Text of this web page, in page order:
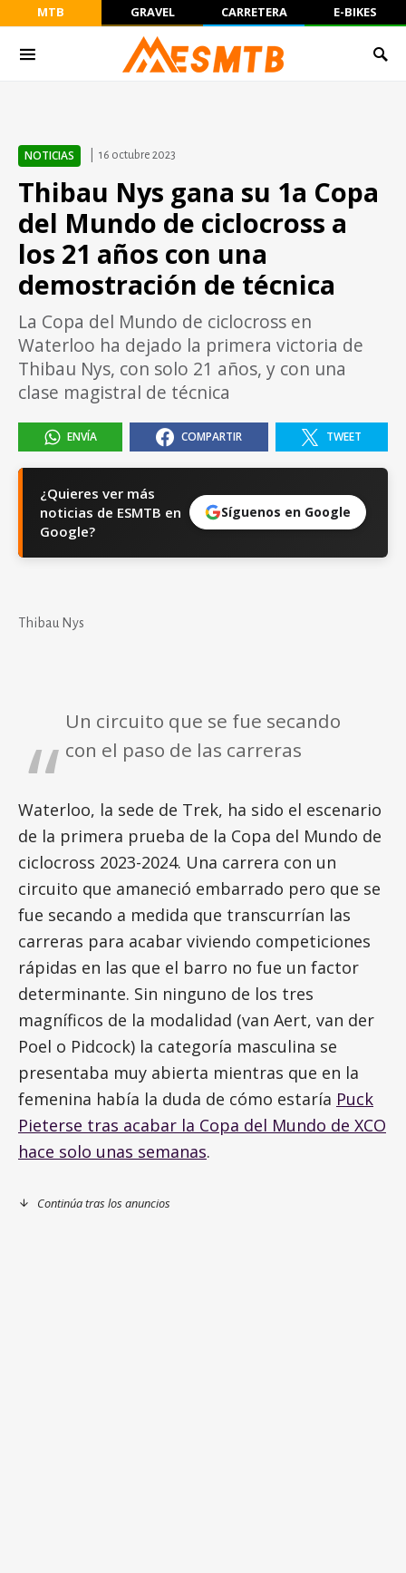
MTB GRAVEL CARRETERA E-BIKES
NOTICIAS 16 octubre 2023
Thibau Nys gana su 1a Copa
del Mundo de ciclocross a
los 21 años con una
demostración de técnica
La Copa del Mundo de ciclocross en
Waterloo ha dejado la primera victoria de
Thibau Nys, con solo 21 años, y con una
clase magistral de técnica
ENVÍA COMPARTIR TWEET
¿Quieres ver más
noticias de ESMTB en
Google?
Síguenos en Google
Thibau Nys
Un circuito que se fue secando
con el paso de las carreras
Waterloo, la sede de Trek, ha sido el escenario
de la primera prueba de la Copa del Mundo de
ciclocross 2023-2024. Una carrera con un
circuito que amaneció embarrado pero que se
fue secando a medida que transcurrían las
carreras para acabar viviendo competiciones
rápidas en las que el barro no fue un factor
determinante. Sin ninguno de los tres
magníficos de la modalidad (van Aert, van der
Poel o Pidcock) la categoría masculina se
presentaba muy abierta mientras que en la
femenina había la duda de cómo estaría Puck
Pieterse tras acabar la Copa del Mundo de XCO
hace solo unas semanas.
Continúa tras los anuncios